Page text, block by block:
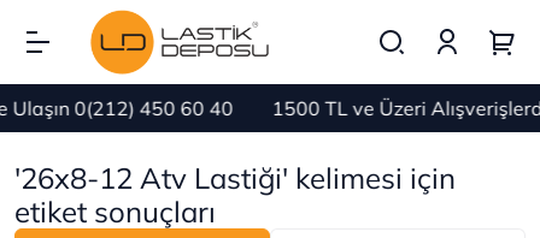
0(212) 450 60 40 1500 TL ve Üzeri
'26x8-12 Atv Lastiği' kelimesi için
etiket sonuçları